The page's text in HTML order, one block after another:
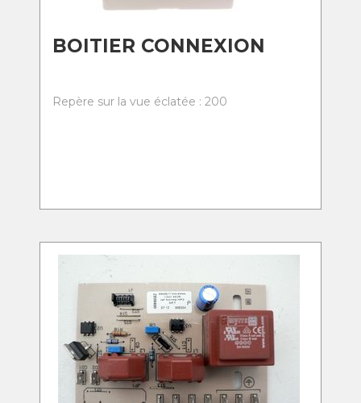
BOITIER CONNEXION
Repère sur la vue éclatée : 200